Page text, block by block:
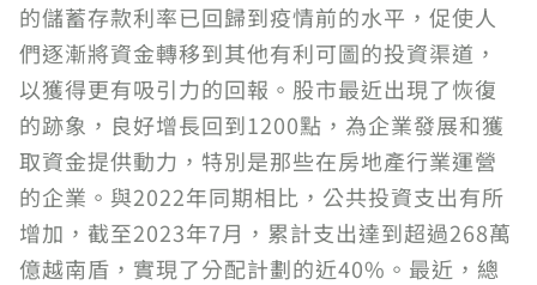
的儲蓄存款利率已回歸到疫情前的水平，促使人
們逐漸將資金轉移到其他有利可圖的投資渠道，
以獲得更有吸引力的回報。股市最近出現了恢復
的跡象，良好增長回到1200點，為企業發展和獲
取資金提供動力，特別是那些在房地產行業運營
的企業。與2022年同期相比，公共投資支出有所
增加，截至2023年7月，累計支出達到超過268萬
億越南盾，實現了分配計劃的近40%。最近，總